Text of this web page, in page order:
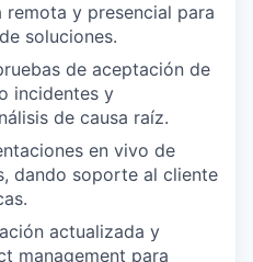
y presencial para
soluciones.
de aceptación de
incidentes y
de causa raíz.
en vivo de
dando soporte al cliente
actualizada y
management para